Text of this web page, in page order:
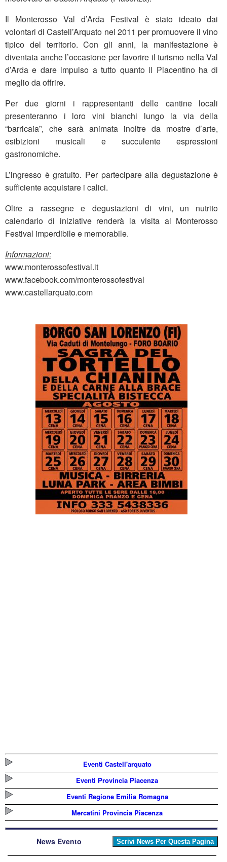
Il Monterosso Val d’Arda Festival è stato ideato dai
volontari di Castell’Arquato nel 2011 per promuovere il vino
tipico del territorio. Con gli anni, la manifestazione è
diventata anche l’occasione per favorire il turismo nella Val
d’Arda e dare impulso a tutto quanto il Piacentino ha di
meglio da offrire.
Per due giorni i rappresentanti delle cantine locali
presenteranno i loro vini bianchi lungo la via della
“barricaia”, che sarà animata inoltre da mostre d’arte,
esibizioni musicali e succulente espressioni
gastronomiche.
L’ingresso è gratuito. Per partecipare alla degustazione è
sufficiente acquistare i calici.
Oltre a rassegne e degustazioni di vini, un nutrito
calendario di iniziative renderà la visita al Monterosso
Festival imperdibile e memorabile.
Informazioni:
www.monterossofestival.it
www.facebook.com/monterossofestival
www.castellarquato.com
Eventi Castell'arquato
Eventi Provincia Piacenza
Eventi Regione Emilia Romagna
Mercatini Provincia Piacenza
News Evento